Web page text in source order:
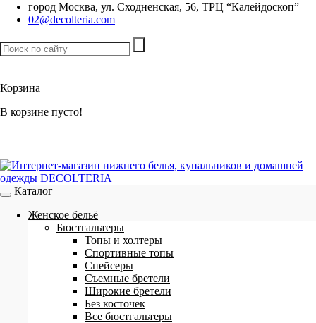
город Москва, ул. Сходненская, 56, ТРЦ “Калейдоскоп”
02@decolteria.com
Корзина
В корзине пусто!
Каталог
Женское бельё
Бюстгальтеры
Топы и холтеры
Спортивные топы
Спейсеры
Съемные бретели
Широкие бретели
Без косточек
Все бюстгальтеры